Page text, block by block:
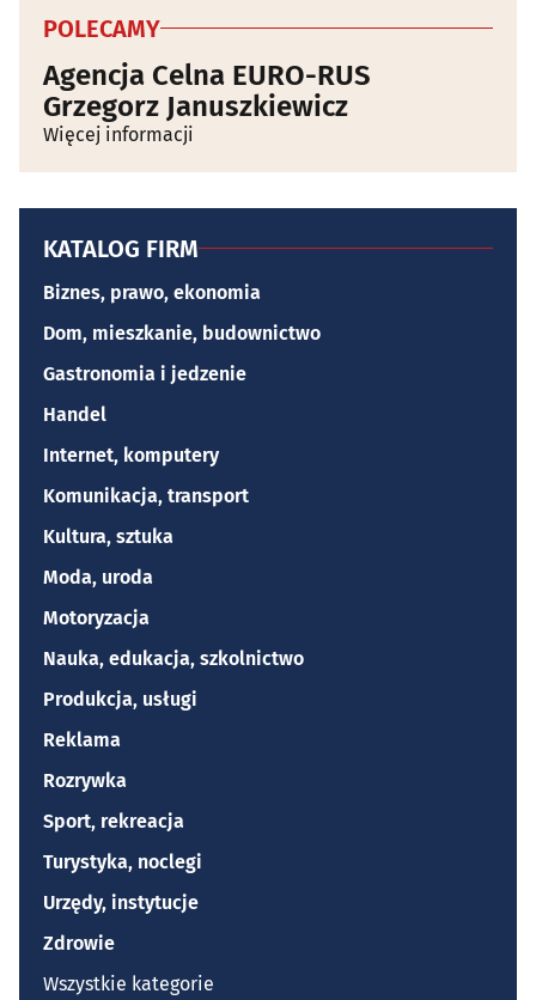
POLECAMY
Agencja Celna EURO-RUS
Grzegorz Januszkiewicz
Więcej informacji
KATALOG FIRM
Biznes, prawo, ekonomia
Dom, mieszkanie, budownictwo
Gastronomia i jedzenie
Handel
Internet, komputery
Komunikacja, transport
Kultura, sztuka
Moda, uroda
Motoryzacja
Nauka, edukacja, szkolnictwo
Produkcja, usługi
Reklama
Rozrywka
Sport, rekreacja
Turystyka, noclegi
Urzędy, instytucje
Zdrowie
Wszystkie kategorie